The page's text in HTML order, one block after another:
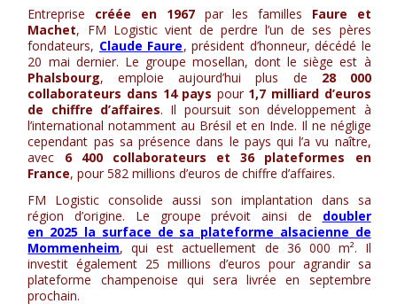
Entreprise créée en 1967par les familles Faure et
Machet, FM Logistic vient de perdre l’un de ses pères
fondateurs, Claude Faure, président d’honneur, décédé le
20 mai dernier. Le groupe mosellan, dont le siège est à
Phalsbourg, emploie aujourd’hui plus de 28 000
collaborateurs dans 14 pays pour 1,7 milliard d’euros
de chiffre d’affaires. Il poursuit son développement à
l’international notamment au Brésil et en Inde. Il ne néglige
cependant pas sa présence dans le pays qui l’a vu naître,
avec 6 400 collaborateurs et 36 plateformes en
France, pour 582 millions d’euros de chiffre d’affaires.
FM Logistic consolide aussi son implantation dans sa
région d’origine. Le groupe prévoit ainsi de doubler
en 2025 la surface de sa plateforme alsacienne de
Mommenheim, qui est actuellement de 36 000 m². Il
investit également 25 millions d’euros pour agrandir sa
plateforme champenoise qui sera livrée en septembre
prochain.